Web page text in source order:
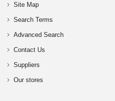
Site Map
Search Terms
Advanced Search
Contact Us
Suppliers
Our stores